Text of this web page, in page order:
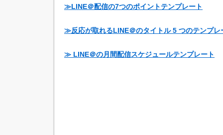
≫LINE＠配信の7つのポイントテンプレート
≫反応が取れるLINE＠のタイトル 5 つのテンプレ
≫ LINE＠の月間配信スケジュールテンプレート